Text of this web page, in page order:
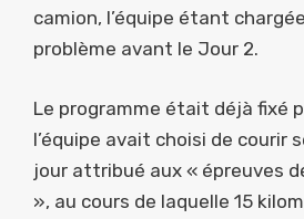
camion, l’équipe étant
problème avant le Jour 2.
Le programme était déjà fixé
l’équipe avait choisi de courir
jour attribué aux « épreuves
», au cours de laquelle 15